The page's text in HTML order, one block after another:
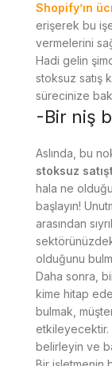
Shopify’ın
erişerek bu
vermelerini
Hadi gelin
stoksuz satış
sürecinize
-Bir niş
Aslında, bu
stoksuz
hala ne
başlayın!
arasından
olduğunu
Daha sonra,
kime hitap
bulmak,
etkileyecektir.
belirleyin ve